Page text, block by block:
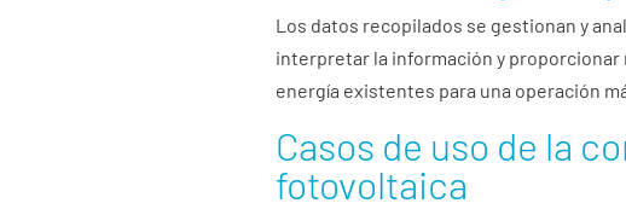
Los datos recopilados se gestionan y
interpretar la información y
energía existentes para una operación
Casos de uso de la
fotovoltaica